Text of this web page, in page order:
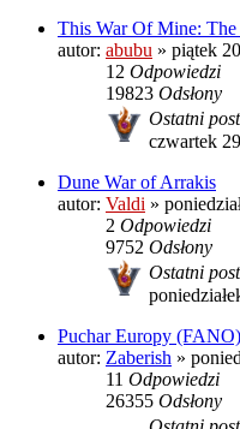
This War Of Mine: The
autor: abubu » piątek
12 Odpowiedzi
19823 Odsłony
Ostatni post
czwartek
Dune War of Arrakis
autor: Valdi »
2 Odpowiedzi
9752 Odsłony
Ostatni post
Puchar Europy (FANO)
autor: Zaberish »
11 Odpowiedzi
26355 Odsłony